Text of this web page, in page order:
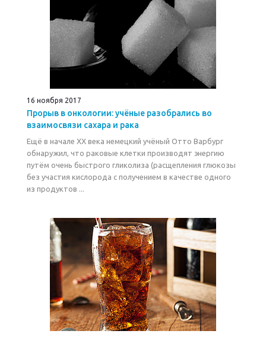
16 ноября 2017
Прорыв в онкологии: учёные разобрались во
взаимосвязи сахара и рака
Ещё в начале ХХ века немецкий учёный Отто Варбург
обнаружил, что раковые клетки производят энергию
путём очень быстрого гликолиза (расщепления глюкозы
без участия кислорода с получением в качестве одного
из продуктов ...